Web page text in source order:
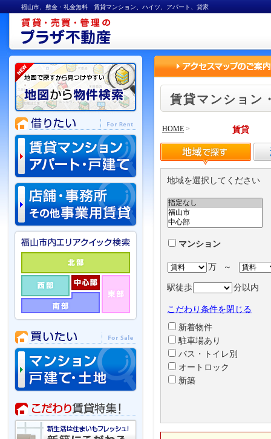
福山市、敷金・礼金無料 賃貸マンション、ハイツ、アパート、貸家
賃貸マンション
HOME > 賃貸
地域を選択してください
マンション
万 ～
駅徒歩 分以内
こだわり条件を閉じる
新着物件
駐車場あり
バス・トイレ別
オートロック
新築